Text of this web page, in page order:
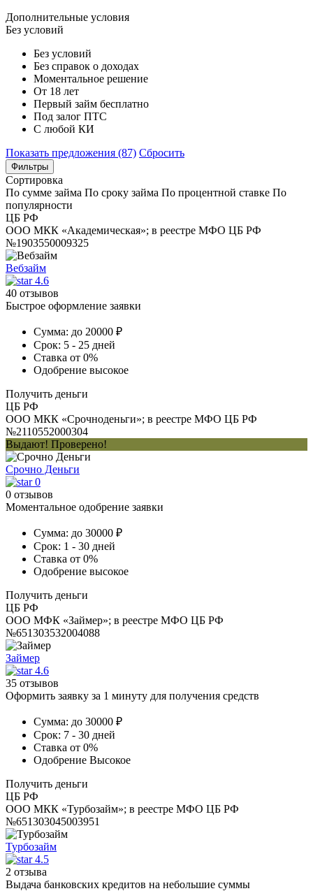
Дополнительные условия
Без условий
Без условий
Без справок о доходах
Моментальное решение
От 18 лет
Первый займ бесплатно
Под залог ПТС
С любой КИ
Показать предложения (87) Сбросить
Фильтры
Сортировка
По сумме займа По сроку займа По процентной ставке По
популярности
ЦБ РФ
ООО МКК «Академическая»; в реестре МФО ЦБ РФ
№1903550009325
Вебзайм
4.6
40 отзывов
Быстрое оформление заявки
Сумма: до 20000 ₽
Срок: 5 - 25 дней
Ставка от 0%
Одобрение высокое
Получить деньги
ЦБ РФ
ООО МКК «Срочноденьги»; в реестре МФО ЦБ РФ
№2110552000304
Выдают! Проверено!
Срочно Деньги
0
0 отзывов
Моментальное одобрение заявки
Сумма: до 30000 ₽
Срок: 1 - 30 дней
Ставка от 0%
Одобрение высокое
Получить деньги
ЦБ РФ
ООО МФК «Займер»; в реестре МФО ЦБ РФ
№651303532004088
Займер
4.6
35 отзывов
Оформить заявку за 1 минуту для получения средств
Сумма: до 30000 ₽
Срок: 7 - 30 дней
Ставка от 0%
Одобрение Высокое
Получить деньги
ЦБ РФ
ООО МКК «Турбозайм»; в реестре МФО ЦБ РФ
№651303045003951
Турбозайм
4.5
2 отзыва
Выдача банковских кредитов на небольшие суммы